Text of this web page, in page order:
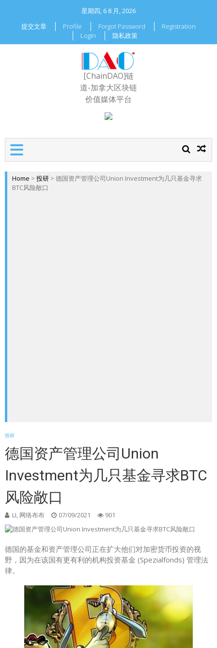
星期四, 6 8 月, 2026
提交文章
Profile Forgot Password
Registration
Login
隐私政策
[ChainDAO]链
道-加拿大区块链
价值媒体平台
Home > 投研 > 德国资产管理公司Union Investment为几只基金寻求
BTC风险敞口
投研
德国资产管理公司Union
Investment为几只基金寻求BTC
风险敞口
LI, 网络布布 07/09/2021 901
德国的基金和资产管理公司正在扩大他们对加密货币投资的视
野，因为在该国有更有利的机构投资基金 (Spezialfonds) 管理法
律。